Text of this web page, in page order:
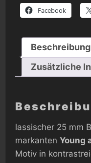
Facebook
Beschreibung
Zusätzliche
lassischer 25 mm
markanten Young
Motiv in